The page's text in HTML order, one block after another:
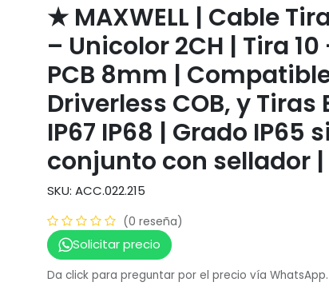
★ MAXWELL | Cable
– Unicolor 2CH | Tira
PCB 8mm |
Driverless COB, y
IP67 IP68 | Grado IP65
conjunto con sellador |
SKU: ACC.022.215
(0 reseña)
Solicitar precio
Da click para preguntar por el precio vía WhatsApp.